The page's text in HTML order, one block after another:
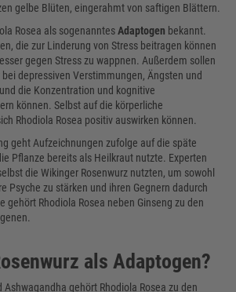
gelbe Blüten, eingerahmt von saftigen Blättern.
Rosea als sogenanntesAdaptogen bekannt.
die zur Linderung von Stress beitragen können
gegen Stress zu wappnen. Außerdem sollen
depressiven Verstimmungen, Ängsten und
die Konzentration und kognitive
können. Selbst auf die körperliche
Rhodiola Rosea positiv auswirken können.
geht Aufzeichnungen zufolge auf die späte
Pflanze bereits als Heilkraut nutzte. Experten
die Wikinger Rosenwurz nutzten, um sowohl
Psyche zu stärken und ihren Gegnern dadurch
gehört Rhodiola Rosea neben Ginseng zu den
als Adaptogen?
Ashwagandha gehört Rhodiola Rosea zu den